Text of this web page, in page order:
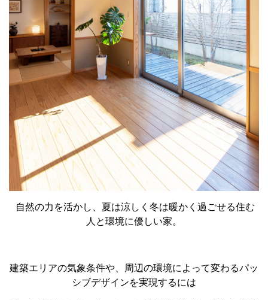
自然の力を活かし、夏は涼しく冬は暖かく過ごせる住む
人と環境に優しい家。
建築エリアの気象条件や、周辺の環境によって変わるパッ
シブデザインを実現するには